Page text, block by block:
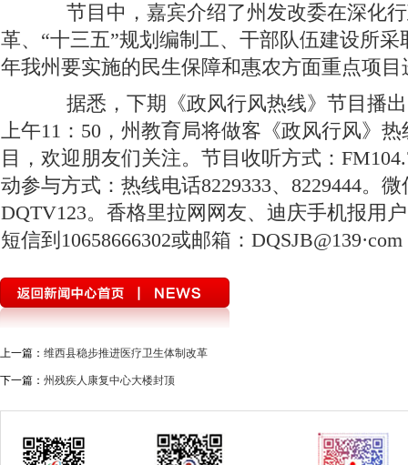
节目中，嘉宾介绍了州发改委在深化
革、“十三五”规划编制工、干部队伍建设所
年我州要实施的民生保障和惠农方面重点项目
据悉，下期《政风行风热线》节目播
上午11 ： 50 ，州教育局将做客《政风行风》
目，欢迎朋友们关注。节目收听方式：
动参与方式：热线电话8229333、 8229444。微
DQTV123。香格里拉网网友、迪庆手机报用
短信到 10658666302或邮箱： DQSJB@139·com
上一篇： 维西县稳步推进医疗卫生体制改革
下一篇： 州残疾人康复中心大楼封顶